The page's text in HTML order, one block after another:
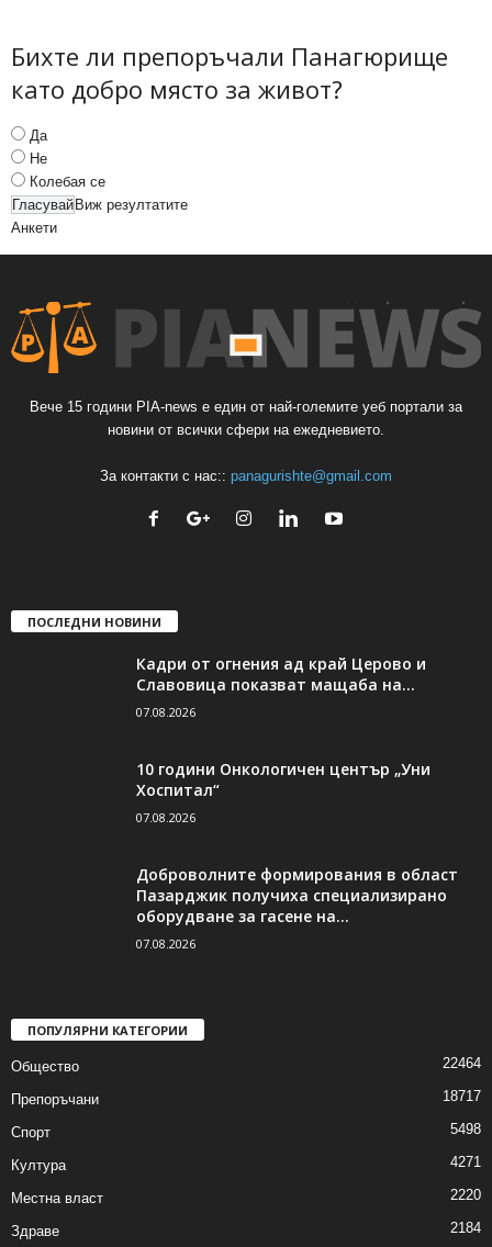
Бихте ли препоръчали Панагюрище
като добро място за живот?
Да
Не
Колебая се
Виж резултатите
Анкети
Вече 15 години PIA-news е един от най-големите уеб портали за
новини от всички сфери на ежедневието.
За контакти с нас:: panagurishte@gmail.com
ПОСЛЕДНИ НОВИНИ
Кадри от огнения ад край Церово и
Славовица показват мащаба на...
07.08.2026
10 години Онкологичен център „Уни
Хоспитал“
07.08.2026
Доброволните формирования в област
Пазарджик получиха специализирано
оборудване за гасене на...
07.08.2026
ПОПУЛЯРНИ КАТЕГОРИИ
Общество 22464
Препоръчани 18717
Спорт 5498
Култура 4271
Местна власт 2220
Здраве 2184